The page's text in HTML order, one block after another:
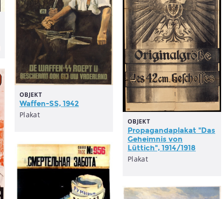
OBJEKT
Propagandaplakat "Das
Geheimnis von
Lüttich", 1914/1918
Plakat
OBJEKT
Waffen-SS, 1942
Plakat